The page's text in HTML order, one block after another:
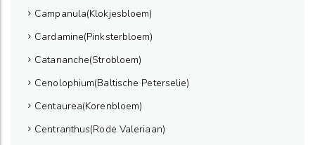
Campanula(Klokjesbloem)
Cardamine(Pinksterbloem)
Catananche(Strobloem)
Cenolophium(Baltische Peterselie)
Centaurea(Korenbloem)
Centranthus(Rode Valeriaan)